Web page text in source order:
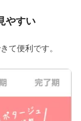
やすい
て便利です。